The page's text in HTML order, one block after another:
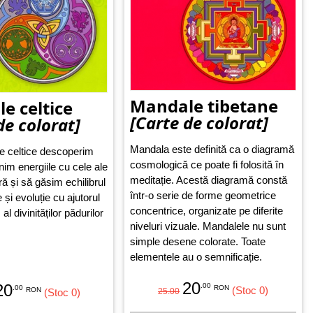
celtice
colorat]
celtice descoperim
energiile cu cele ale
și să găsim echilibrul
și evoluție cu ajutorul
divinităților pădurilor
.00 RON (Stoc 0)
Mandale tibetane
[Carte de colorat]
Mandala este definită ca o diagramă
cosmologică ce poate fi folosită în
meditație. Acestă diagramă constă
într-o serie de forme geometrice
concentrice, organizate pe diferite
niveluri vizuale. Mandalele nu sunt
simple desene colorate. Toate
elementele au o semnificație.
25.00 20.00 RON (Stoc 0)